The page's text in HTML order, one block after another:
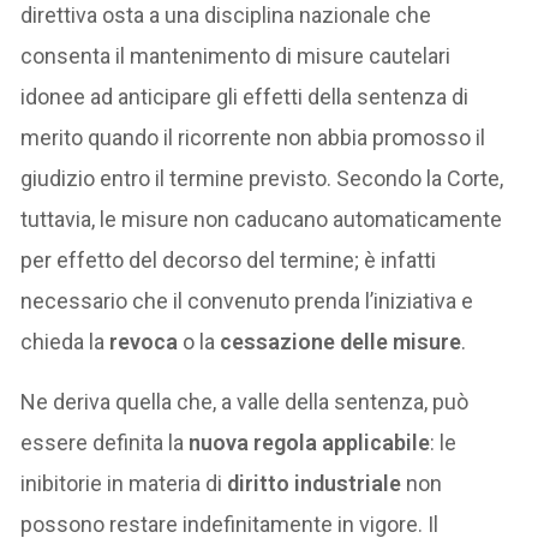
direttiva osta a una disciplina nazionale che
consenta il mantenimento di misure cautelari
idonee ad anticipare gli effetti della sentenza di
merito quando il ricorrente non abbia promosso il
giudizio entro il termine previsto. Secondo la Corte,
tuttavia, le misure non caducano automaticamente
per effetto del decorso del termine; è infatti
necessario che il convenuto prenda l’iniziativa e
chieda la revoca o la cessazione delle misure.
Ne deriva quella che, a valle della sentenza, può
essere definita la nuova regola applicabile: le
inibitorie in materia di diritto industriale non
possono restare indefinitamente in vigore. Il